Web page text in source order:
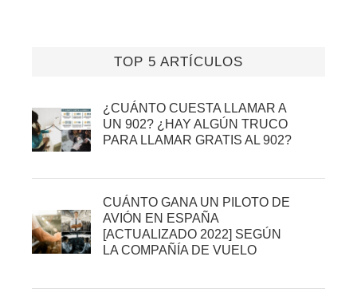
TOP 5 ARTÍCULOS
¿CUÁNTO CUESTA LLAMAR A
UN 902? ¿HAY ALGÚN TRUCO
PARA LLAMAR GRATIS AL 902?
CUÁNTO GANA UN PILOTO DE
AVIÓN EN ESPAÑA
[ACTUALIZADO 2022] SEGÚN
LA COMPAÑÍA DE VUELO